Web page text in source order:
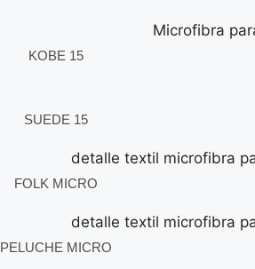
KOBE 15
SUEDE 15
FOLK MICRO
PELUCHE MICRO